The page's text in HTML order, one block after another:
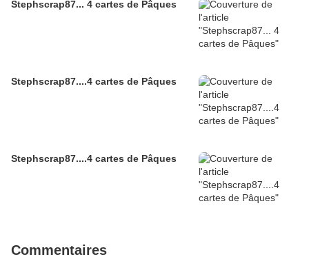
Stephscrap87... 4 cartes de Pâques
Stephscrap87....4 cartes de Pâques
Stephscrap87....4 cartes de Pâques
Commentaires